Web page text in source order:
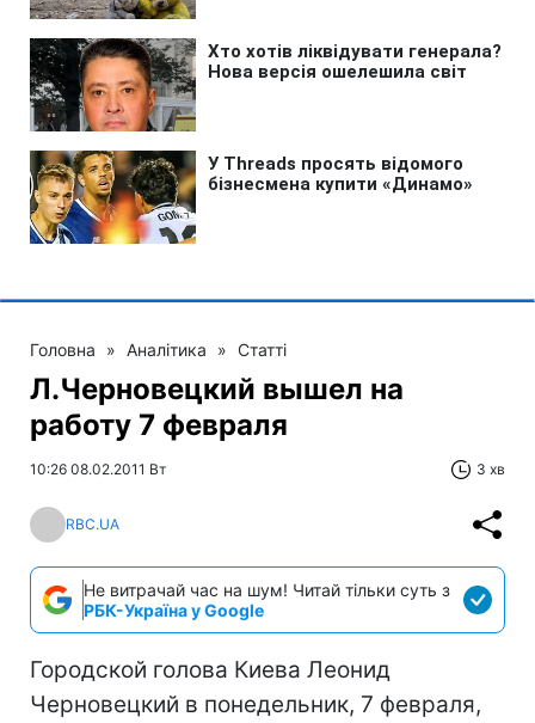
Головна » Аналітика » Статті
Л.Черновецкий вышел на
работу 7 февраля
10:26 08.02.2011 Вт 3 хв
RBC.UA
Не витрачай час на шум! Читай тільки суть з
РБК-Україна у Google
Городской голова Киева Леонид
Черновецкий в понедельник, 7 февраля,